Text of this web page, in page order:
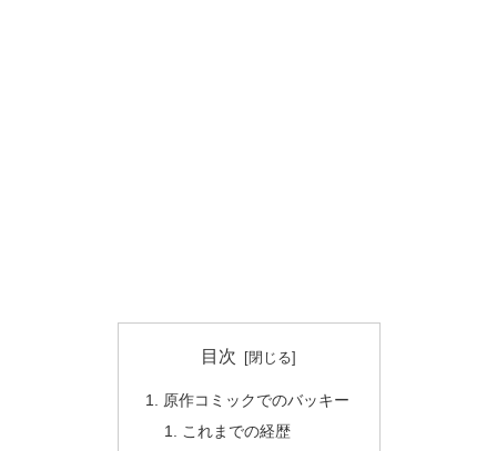
目次
原作コミックでのバッキー
これまでの経歴